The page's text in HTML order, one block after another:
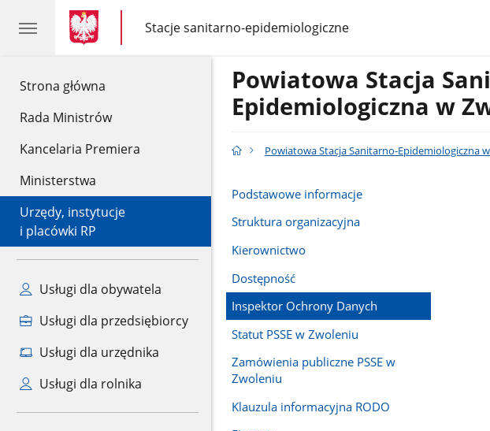
Strona główna
Rada Ministrów
Kancelaria Premiera
Ministerstwa
Urzędy, instytucje
i placówki RP
Usługi dla obywatela
Usługi dla przedsiębiorcy
Usługi dla urzędnika
Usługi dla rolnika
gov.pl
gov.pl
Stacje sanitarno-epidemiologiczne
gov.pl
Stacje
sanitarno-
epidemiologiczne
Powiatowa Stacja
Epidemiologiczna w
Powiatowa Stacja Sanitarno-Epidemiologiczna
Podstawowe informacje
Struktura organizacyjna
Kierownictwo
Dostępność
Inspektor Ochrony Danych
Statut PSSE w Zwoleniu
Zamówienia publiczne PSSE w
Zwoleniu
Klauzula informacyjna RODO